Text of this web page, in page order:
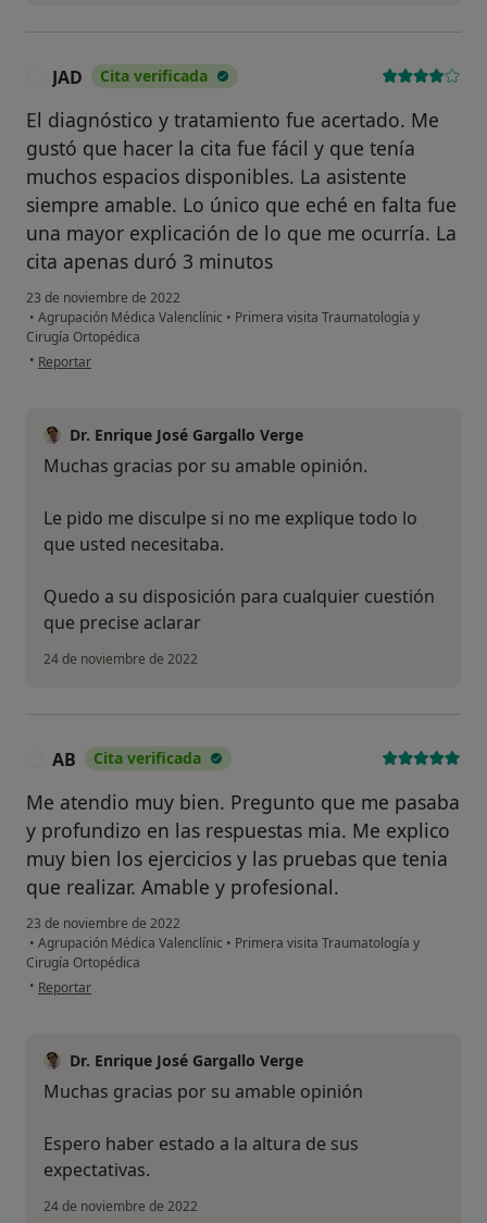
JAD Cita verificada
El diagnóstico y tratamiento fue acertado. Me
gustó que hacer la cita fue fácil y que tenía
muchos espacios disponibles. La asistente
siempre amable. Lo único que eché en falta fue
una mayor explicación de lo que me ocurría. La
cita apenas duró 3 minutos
23 de noviembre de 2022
• Agrupación Médica Valenclínic • Primera visita Traumatología y
Cirugía Ortopédica
• en opinión del usuario JAD
Reportar
Dr. Enrique José Gargallo Verge
Muchas gracias por su amable opinión.
Le pido me disculpe si no me explique todo lo
que usted necesitaba.
Quedo a su disposición para cualquier cuestión
que precise aclarar
24 de noviembre de 2022
AB Cita verificada
Me atendio muy bien. Pregunto que me pasaba
y profundizo en las respuestas mia. Me explico
muy bien los ejercicios y las pruebas que tenia
que realizar. Amable y profesional.
23 de noviembre de 2022
• Agrupación Médica Valenclínic • Primera visita Traumatología y
Cirugía Ortopédica
• en opinión del usuario AB
Reportar
Dr. Enrique José Gargallo Verge
Muchas gracias por su amable opinión
Espero haber estado a la altura de sus
expectativas.
24 de noviembre de 2022